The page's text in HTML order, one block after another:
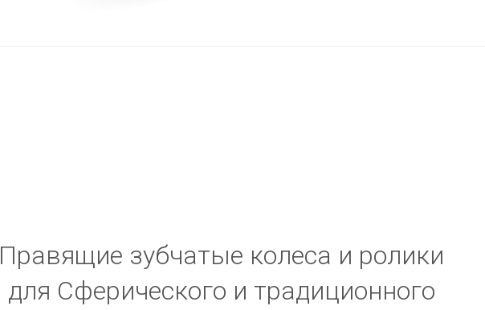
Правящие зубчатые колеса и ролики
для Сферического и традиционного